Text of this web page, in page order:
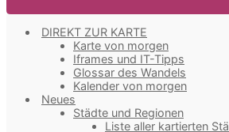
DIREKT ZUR KARTE
Karte von morgen
Iframes und IT-Tipps
Glossar des Wandels
Kalender von morgen
Neues
Städte und Regionen
Liste aller kartierten